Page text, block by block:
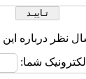
نظر درباره این
شما: